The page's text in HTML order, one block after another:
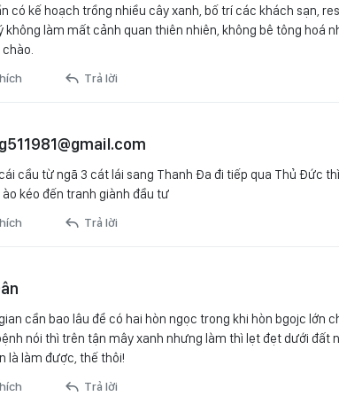
có kế hoạch trồng nhiều cây xanh, bố trí các khách sạn,
không làm mất cảnh quan thiên nhiên, không bê tông hoá
Trả lời
cầu từ ngã 3 cát lái sang Thanh Đa đi tiếp qua Thủ Đức
kéo đến tranh giành đầu tư
Trả lời
cần bao lâu để có hai hòn ngọc trong khi hòn bgojc lớn
nói thì trên tận mây xanh nhưng làm thì lẹt đẹt dưới đất
là làm được, thế thôi!
Trả lời